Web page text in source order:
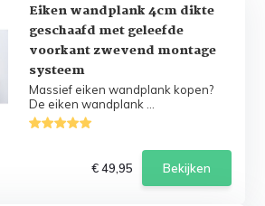
Eiken wandplank 4cm dikte
geschaafd met geleefde
voorkant zwevend montage
systeem
Massief eiken wandplank kopen?
De eiken wandplank ...
€ 49,95
Bekijken